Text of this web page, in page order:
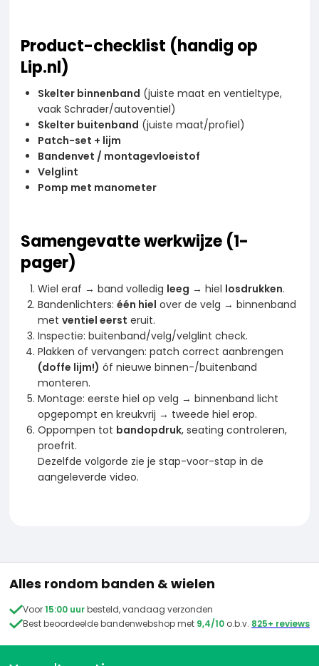
Product-checklist (handig op
Lip.nl)
Skelter binnenband (juiste maat en ventieltype,
vaak Schrader/autoventiel)
Skelter buitenband (juiste maat/profiel)
Patch-set + lijm
Bandenvet / montagevloeistof
Velglint
Pomp met manometer
Samengevatte werkwijze (1-
pager)
Wiel eraf → band volledig leeg → hiel losdrukken.
Bandenlichters: één hiel over de velg → binnenband
met ventiel eerst eruit.
Inspectie: buitenband/velg/velglint check.
Plakken of vervangen: patch correct aanbrengen
(doffe lijm!) óf nieuwe binnen-/buitenband
monteren.
Montage: eerste hiel op velg → binnenband licht
opgepompt en kreukvrij → tweede hiel erop.
Oppompen tot bandopdruk, seating controleren,
proefrit.
Dezelfde volgorde zie je stap-voor-stap in de
aangeleverde video.
Alles rondom banden & wielen
Voor15:00 uurbesteld, vandaag verzonden
Best beoordeelde bandenwebshop met 9,4/10 o.b.v. 825+ reviews